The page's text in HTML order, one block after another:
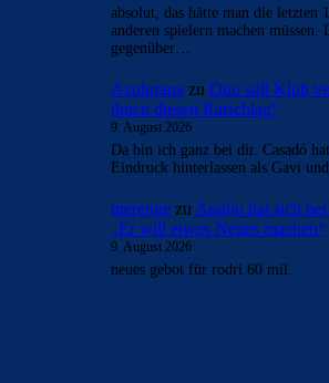
absolut, das hätte man die letzten
anderen spielern machen müssen.
gegenüber…
Azulgrana zu Duo soll Klub
ihnen diesen Ratschlag“
9. August 2026
Da bin ich ganz bei dir. Casadó
Eindruck hinterlassen als Gavi
merenge zu Araújo hat sich
„Er will etwas Neues machen“
9. August 2026
neues gebot für rodri 60 mil.